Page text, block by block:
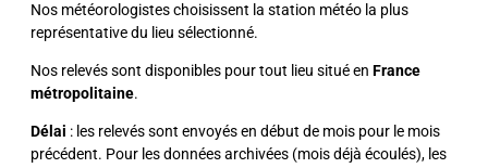
Nos météorologistes choisissent la station météo la plus
représentative du lieu sélectionné.
Nos relevés sont disponibles pour tout lieu situé en France
métropolitaine.
Délai : les relevés sont envoyés en début de mois pour le mois
précédent. Pour les données archivées (mois déjà écoulés), les